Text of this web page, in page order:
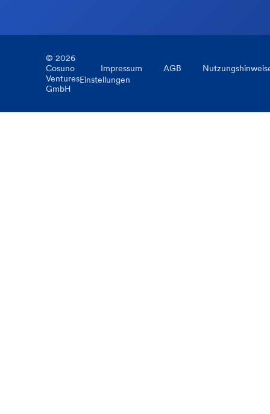
© 2026
Cosuno
Ventures
GmbH
Impressum AGB
Einstellungen